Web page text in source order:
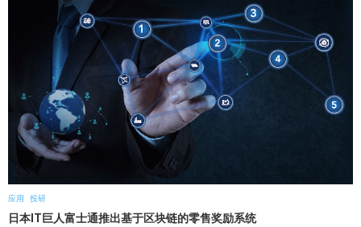
应用 投研
日本IT巨人富士通推出基于区块链的零售奖励系统